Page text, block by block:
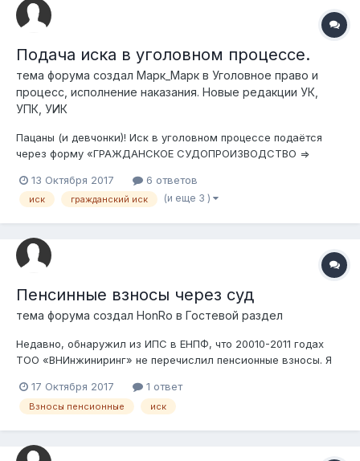
Подача иска в уголовном процессе.
тема форума создал Марк_Марк в Уголовное право и
процесс, исполнение наказания. Новые редакции УК,
УПК, УИК
Пацаны (и девчонки)! Иск в уголовном процессе подаётся
через форму «ГРАЖДАНСКОЕ СУДОПРОИЗВОДСТВО =>
производства» или «УГОЛОВНОЕ СУДОПРОИЗВОДСТВО =>
Подача ходатайства»? Скрин в приложении: суд_каб.bmp
13 Октября 2017 6 ответов
иск гражданский иск (и еще 3 )
Пенсинные взносы через суд
тема форума создал HonRo в Гостевой раздел
Недавно, обнаружил из ИПС в ЕНПФ, что 20010-2011 годах
ТОО «ВНИнжиниринг» не перечислил пенсионные взносы. Я
17 Октября 2017
1 ответ
Взносы пенсионные иск